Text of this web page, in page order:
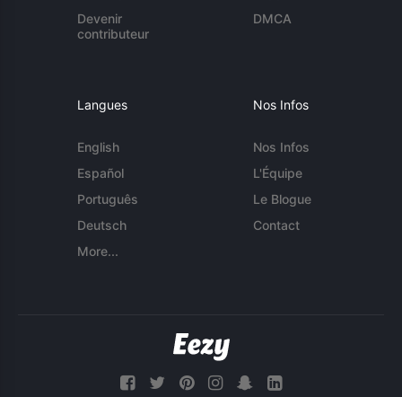
Devenir
contributeur
DMCA
Langues
English
Español
Português
Deutsch
More...
Nos Infos
Nos Infos
L'Équipe
Le Blogue
Contact